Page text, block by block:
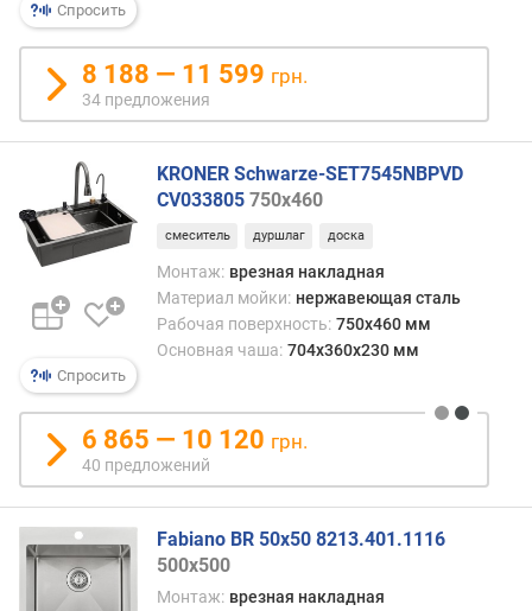
к
и
е
в
у
п
е
о
ж
е
н
и
й
Спросить
8 188 — 11 599 грн.
34 предложения
Спросить
KRONER Schwarze-SET7545NBPVD
CV033805 750x460
смеситель дуршлаг доска
Монтаж: врезная накладная
Материал мойки: нержавеющая сталь
Рабочая поверхность: 750x460 мм
Основная чаша: 704x360x230 мм
6 865 — 10 120 грн.
40 предложений
Fabiano BR 50x50 8213.401.1116
500x500
Монтаж: врезная накладная